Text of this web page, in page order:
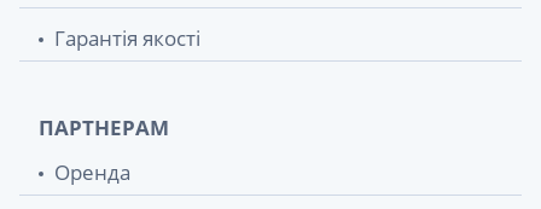
Гарантія якості
ПАРТНЕРАМ
Оренда